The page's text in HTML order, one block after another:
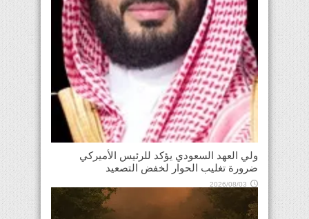
ولي العهد السعودي يؤكد للرئيس الأميركي
ضرورة تغليب الحوار لخفض التصعيد
2026/08/03